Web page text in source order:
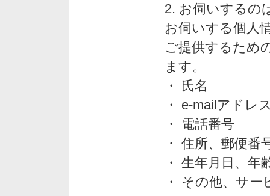
2. お伺いするの
お伺いする個人
ご提供するため
ます。
・ 氏名
・ e-mailアドレ
・ 電話番号
・ 住所、郵便番
・ 生年月日、年
・ その他、サ